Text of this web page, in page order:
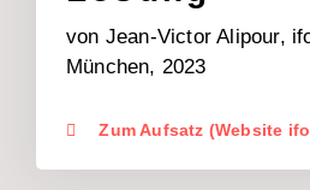
von Jean-Victor Alipour,
München, 2023
Zum Aufsatz (Website